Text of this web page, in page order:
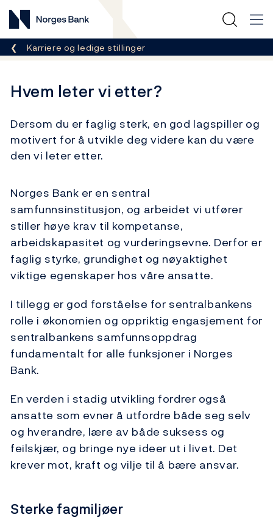
Norges Bank
Her er du nå:
Karriere og ledige stillinger
Hvem leter vi etter?
Dersom du er faglig sterk, en god lagspiller og
motivert for å utvikle deg videre kan du være
den vi leter etter.
Norges Bank er en sentral
samfunnsinstitusjon, og arbeidet vi utfører
stiller høye krav til kompetanse,
arbeidskapasitet og vurderingsevne. Derfor er
faglig styrke, grundighet og nøyaktighet
viktige egenskaper hos våre ansatte.
I tillegg er god forståelse for sentralbankens
rolle i økonomien og oppriktig engasjement for
sentralbankens samfunnsoppdrag
fundamentalt for alle funksjoner i Norges
Bank.
En verden i stadig utvikling fordrer også
ansatte som evner å utfordre både seg selv
og hverandre, lære av både suksess og
feilskjær, og bringe nye ideer ut i livet. Det
krever mot, kraft og vilje til å bære ansvar.
Sterke fagmiljøer